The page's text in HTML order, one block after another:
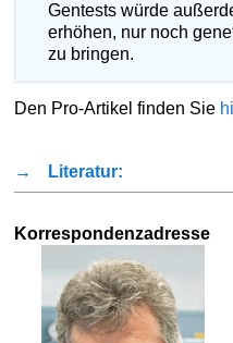
Gentests würde
erhöhen, nur noch
zu bringen.
Den Pro-Artikel finden Sie
→ Literatur:
Korrespondenzadresse